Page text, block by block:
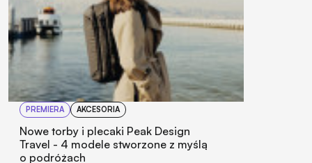
PREMIERA AKCESORIA
Nowe torby i plecaki Peak Design
Travel - 4 modele stworzone z myślą
o podróżach